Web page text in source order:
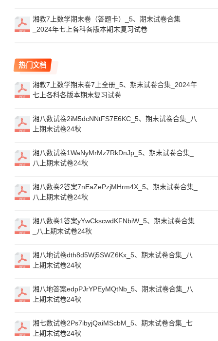
湘教7上数学期末卷（答题卡）_5、期末试卷合集
_2024年七上各科各版本期末复习试卷
热门文档
湘教7上数学期末卷7上全册_5、期末试卷合集_2024年
七上各科各版本期末复习试卷
湘八数试卷2iM5dcNNtFS7E6KC_5、期末试卷合集_八
上期末试卷24秋
湘八数试卷1WaNyMrMz7RkDnJp_5、期末试卷合集_
八上期末试卷24秋
湘八数卷2答案7nEaZePzjMHrm4X_5、期末试卷合集_
八上期末试卷24秋
湘八数卷1答案yYwCkscwdKFNbiW_5、期末试卷合集
_八上期末试卷24秋
湘八地试卷dth8d5Wj5SWZ6Kx_5、期末试卷合集_八
上期末试卷24秋
湘八地答案edpPJrYPEyMQtNb_5、期末试卷合集_八
上期末试卷24秋
湘七数试卷2Ps7ibyjQaiMScbM_5、期末试卷合集_七
上期末试卷24秋